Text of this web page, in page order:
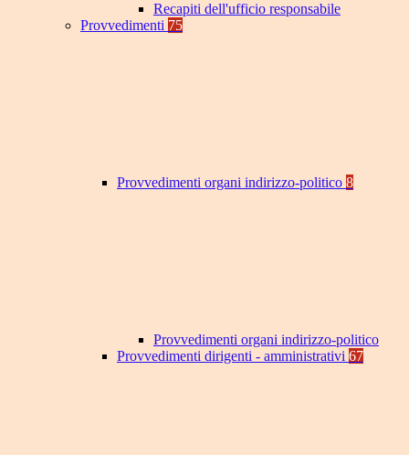
Recapiti dell'ufficio responsabile
Provvedimenti 75
Provvedimenti organi indirizzo-politico 8
Provvedimenti organi indirizzo-politico
Provvedimenti dirigenti - amministrativi 67